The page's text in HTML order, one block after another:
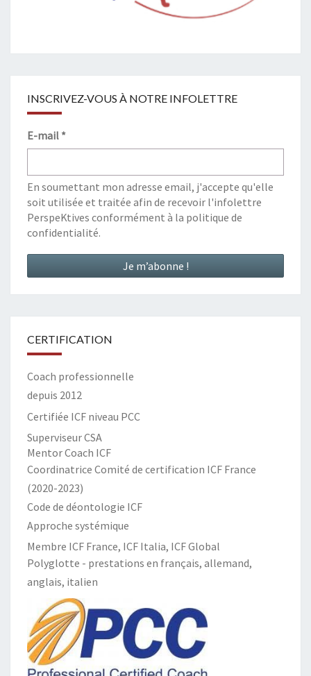
INSCRIVEZ-VOUS À NOTRE INFOLETTRE
E-mail *
En soumettant mon adresse email, j'accepte qu'elle
soit utilisée et traitée afin de recevoir l'infolettre
PerspeKtives conformément à la politique de
confidentialité.
CERTIFICATION
Coach professionnelle
depuis 2012
Certifiée ICF niveau PCC
Superviseur CSA
Mentor Coach ICF
Coordinatrice Comité de certification ICF France
(2020-2023)
Code de déontologie ICF
Approche systémique
Membre ICF France, ICF Italia, ICF Global
Polyglotte - prestations en français, allemand,
anglais, italien